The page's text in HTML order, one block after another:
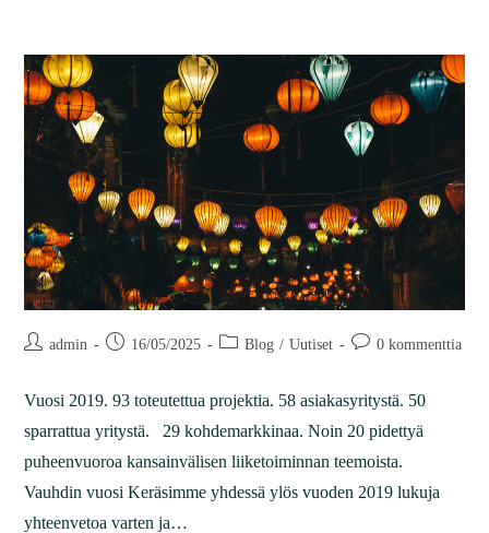
admin 16/05/2025 Blog / Uutiset 0 kommenttia
Vuosi 2019. 93 toteutettua projektia. 58 asiakasyritystä. 50
sparrattua yritystä. 29 kohdemarkkinaa. Noin 20 pidettyä
puheenvuoroa kansainvälisen liiketoiminnan teemoista.
Vauhdin vuosi Keräsimme yhdessä ylös vuoden 2019 lukuja
yhteenvetoa varten ja…